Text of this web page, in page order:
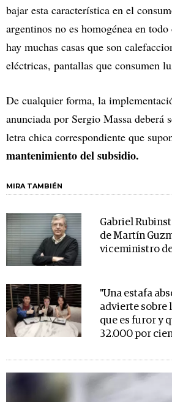
bajar esta característica en el
argentinos no es homogénea en
hay muchas casas que son
eléctricas, pantallas que consumen
De cualquier forma, la
anunciada por Sergio Massa deberá
letra chica correspondiente que
mantenimiento del subsidio.
MIRA TAMBIÉN
Gabriel
de Martín
viceministro
"Una estafa
advierte sobre
que es furor y
32.000 por